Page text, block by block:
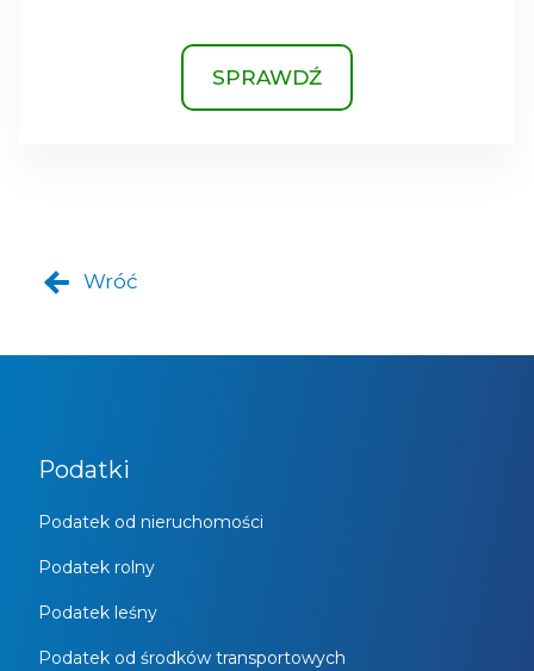
SPRAWDŹ
Wróć
Podatki
Podatek od nieruchomości
Podatek rolny
Podatek leśny
Podatek od środków transportowych